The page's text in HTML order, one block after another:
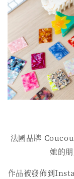
法國品牌
她的
作品被發佈到